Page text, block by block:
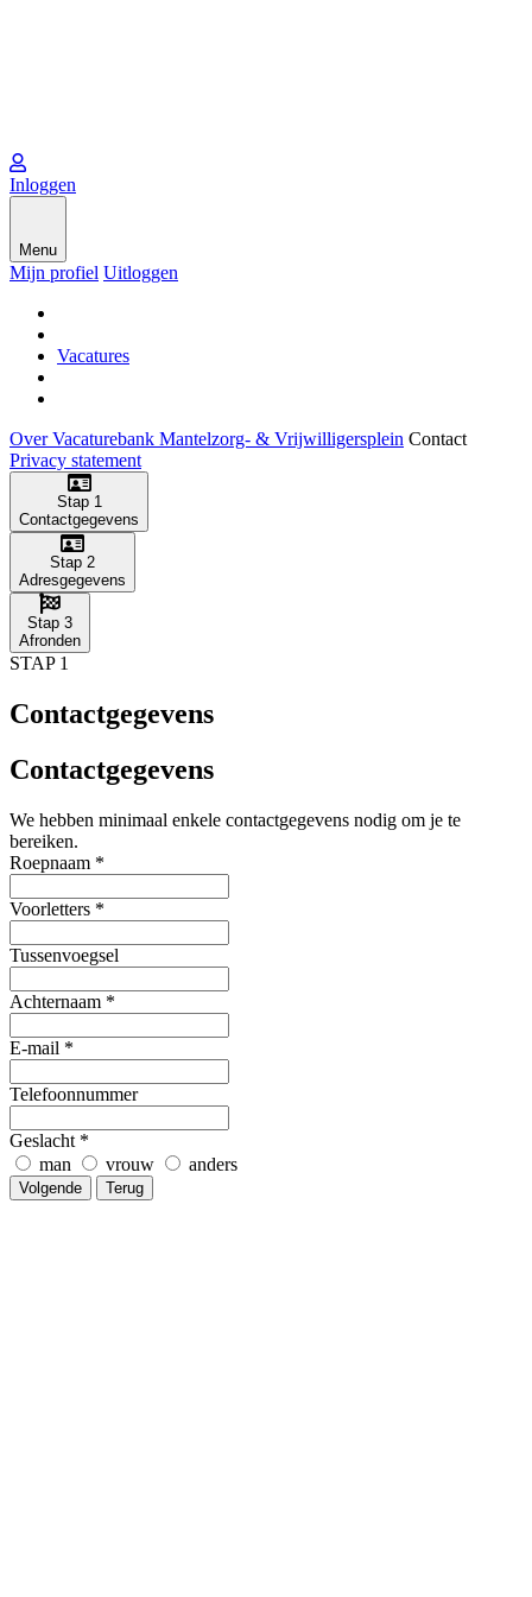
Inloggen
Menu
Mijn profiel Uitloggen
Vacatures
Over Vacaturebank Mantelzorg- & Vrijwilligersplein Contact
Privacy statement
Stap 1
Contactgegevens
Stap 2
Adresgegevens
Stap 3
Afronden
STAP 1
Contactgegevens
Contactgegevens
We hebben minimaal enkele contactgegevens nodig om je te
bereiken.
Roepnaam *
Voorletters *
Tussenvoegsel
Achternaam *
E-mail *
Telefoonnummer
Geslacht *
man
vrouw anders
Volgende Terug